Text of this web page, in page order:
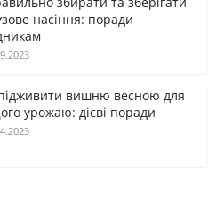
насіння: поради
вишню весною для
урожаю: дієві поради